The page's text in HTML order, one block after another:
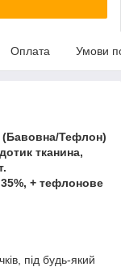
Оплата Умови
(Бавовна/Тефлон)
тканина,
+ тефлонове
під будь-який